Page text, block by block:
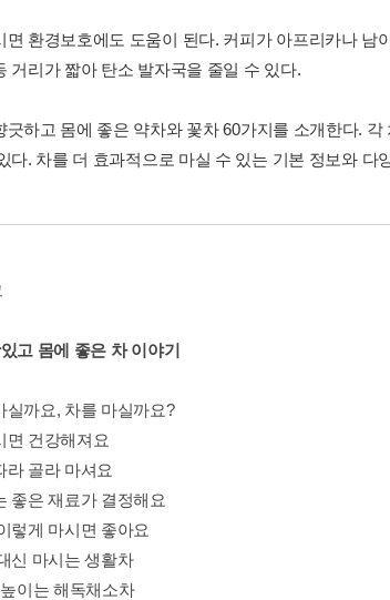
면 환경보호에도 도움이 된다. 커피가 아프리카나
거리가 짧아 탄소 발자국을 줄일 수 있다.
긋하고 몸에 좋은 약차와 꽃차 60가지를 소개한다.
다. 차를 더 효과적으로 마실 수 있는 기본 정보와
고 몸에 좋은 차 이야기
실까요, 차를 마실까요?
면 건강해져요
라 골라 마셔요
좋은 재료가 결정해요
렇게 마시면 좋아요
신 마시는 생활차
이는 해독채소차